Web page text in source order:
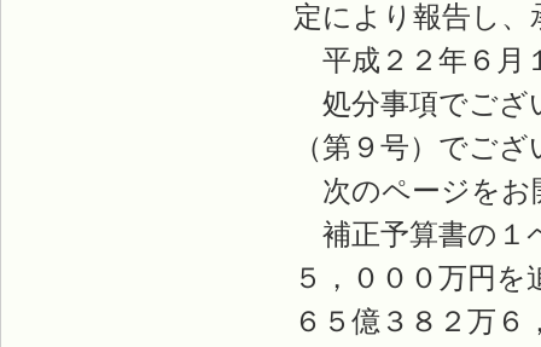
定により報告し
平成２２年６月
処分事項でござ
（第９号）でご
次のページをお
補正予算書の１
５，０００万円
６５億３８２万